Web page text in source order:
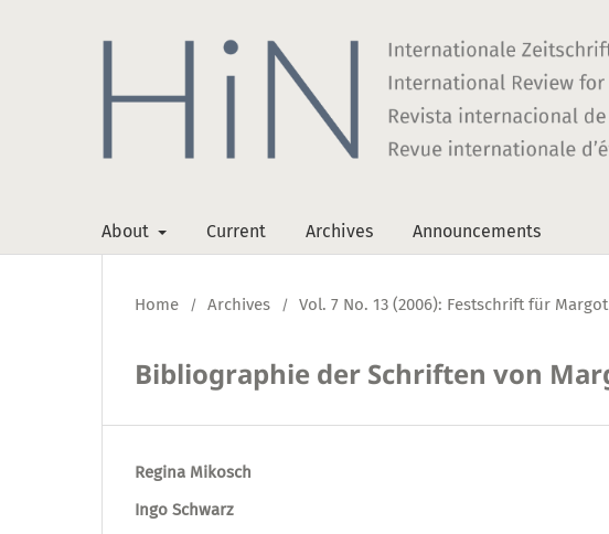
About Current Archives Announcements
Home / Archives / Vol. 7 No. 13 (2006): Festschrift für
Bibliographie der Schriften von
Regina Mikosch
Ingo Schwarz